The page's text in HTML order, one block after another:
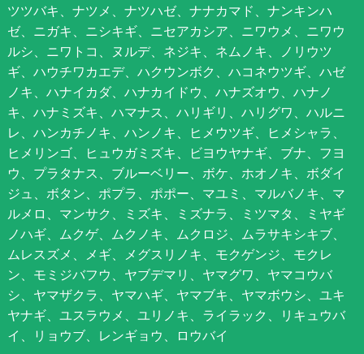
ツツバキ、ナツメ、ナツハゼ、ナナカマド、ナンキンハ
ゼ、ニガキ、ニシキギ、ニセアカシア、ニワウメ、ニワウ
ルシ、ニワトコ、ヌルデ、ネジキ、ネムノキ、ノリウツ
ギ、ハウチワカエデ、ハクウンボク、ハコネウツギ、ハゼ
ノキ、ハナイカダ、ハナカイドウ、ハナズオウ、ハナノ
キ、ハナミズキ、ハマナス、ハリギリ、ハリグワ、ハルニ
レ、ハンカチノキ、ハンノキ、ヒメウツギ、ヒメシャラ、
ヒメリンゴ、ヒュウガミズキ、ビヨウヤナギ、ブナ、フヨ
ウ、プラタナス、ブルーベリー、ボケ、ホオノキ、ボダイ
ジュ、ボタン、ポプラ、ポポー、マユミ、マルバノキ、マ
ルメロ、マンサク、ミズキ、ミズナラ、ミツマタ、ミヤギ
ノハギ、ムクゲ、ムクノキ、ムクロジ、ムラサキシキブ、
ムレスズメ、メギ、メグスリノキ、モクゲンジ、モクレ
ン、モミジバフウ、ヤブデマリ、ヤマグワ、ヤマコウバ
シ、ヤマザクラ、ヤマハギ、ヤマブキ、ヤマボウシ、ユキ
ヤナギ、ユスラウメ、ユリノキ、ライラック、リキュウバ
イ、リョウブ、レンギョウ、ロウバイ